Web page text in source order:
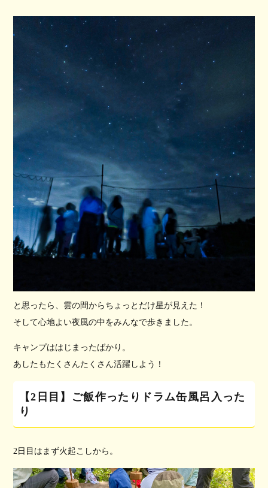
と思ったら、雲の間からちょっとだけ星が見えた！
そして心地よい夜風の中をみんなで歩きました。
キャンプははじまったばかり。
あしたもたくさんたくさん活躍しよう！
【2日目】ご飯作ったりドラム缶風呂入った
り
2日目はまず火起こしから。